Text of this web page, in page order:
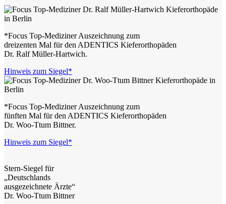
*Focus Top-Mediziner Auszeichnung zum
dreizenten Mal für den ADENTICS Kieferorthopäden
Dr. Ralf Müller-Hartwich.
Hinweis zum Siegel*
*Focus Top-Mediziner Auszeichnung zum
fünften Mal für den ADENTICS Kieferorthopäden
Dr. Woo-Ttum Bittner.
Hinweis zum Siegel*
Stern-Siegel für
„Deutschlands
ausgezeichnete Ärzte“
Dr. Woo-Ttum Bittner